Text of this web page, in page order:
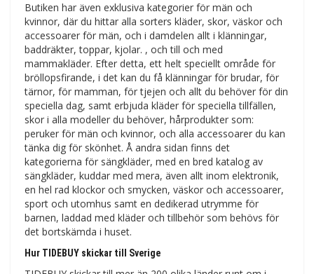
Butiken har även exklusiva kategorier för män och
kvinnor, där du hittar alla sorters kläder, skor, väskor och
accessoarer för män, och i damdelen allt i klänningar,
baddräkter, toppar, kjolar. , och till och med
mammakläder. Efter detta, ett helt speciellt område för
bröllopsfirande, i det kan du få klänningar för brudar, för
tärnor, för mamman, för tjejen och allt du behöver för din
speciella dag, samt erbjuda kläder för speciella tillfällen,
skor i alla modeller du behöver, hårprodukter som:
peruker för män och kvinnor, och alla accessoarer du kan
tänka dig för skönhet. Å andra sidan finns det
kategorierna för sängkläder, med en bred katalog av
sängkläder, kuddar med mera, även allt inom elektronik,
en hel rad klockor och smycken, väskor och accessoarer,
sport och utomhus samt en dedikerad utrymme för
barnen, laddad med kläder och tillbehör som behövs för
det bortskämda i huset.
Hur TIDEBUY skickar till Sverige